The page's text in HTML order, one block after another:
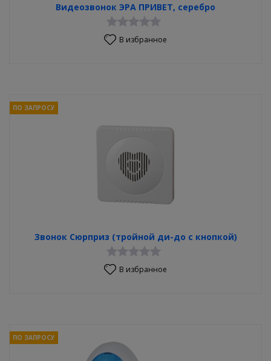
Видеозвонок ЭРА ПРИВЕТ, серебро
В избранное
Звонок Сюрприз (тройной ди-до с кнопкой)
ПО ЗАПРОСУ
В избранное
ПО ЗАПРОСУ